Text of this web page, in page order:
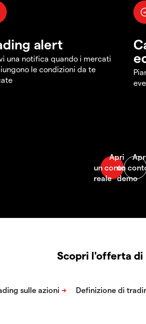
alert
una notifica quando i mercati
le condizioni da te
Scopri l'offerta di